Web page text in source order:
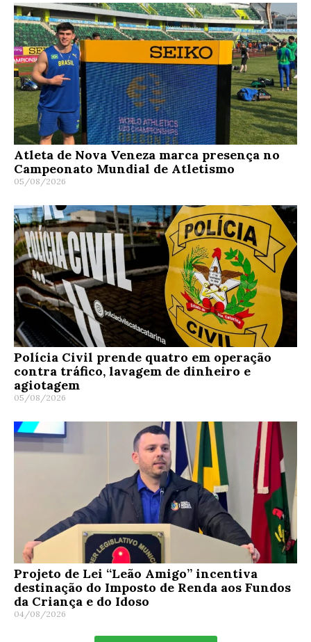
Atleta de Nova Veneza marca presença no
Campeonato Mundial de Atletismo
05/08/2026
Polícia Civil prende quatro em operação
contra tráfico, lavagem de dinheiro e
agiotagem
05/08/2026
Projeto de Lei “Leão Amigo” incentiva
destinação do Imposto de Renda aos Fundos
da Criança e do Idoso
04/08/2026